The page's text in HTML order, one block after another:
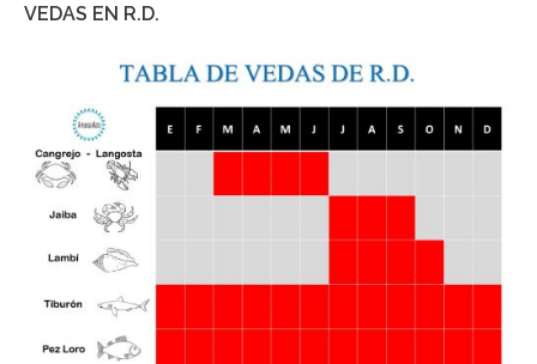
VEDAS EN R.D.